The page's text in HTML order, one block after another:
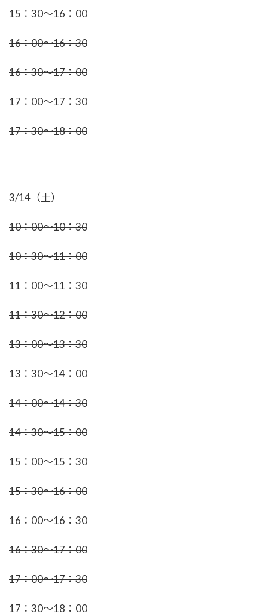
15：30～16：00
16：00～16：30
16：30～17：00
17：00～17：30
17：30～18：00
3/14（土）
10：00～10：30
10：30～11：00
11：00～11：30
11：30～12：00
13：00～13：30
13：30～14：00
14：00～14：30
14：30～15：00
15：00～15：30
15：30～16：00
16：00～16：30
16：30～17：00
17：00～17：30
17：30～18：00